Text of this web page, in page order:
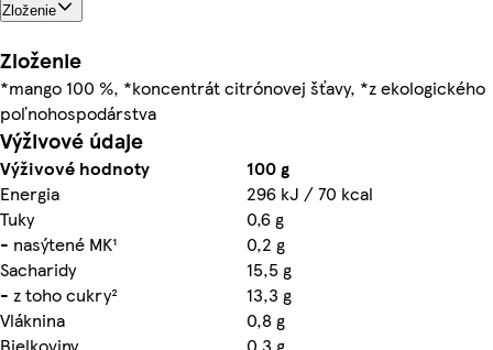
Zloženie
Zloženie
*mango 100 %, *koncentrát citrónovej šťavy, *z ekologického
poľnohospodárstva
Výživové údaje
Výživové hodnoty
100 g
Energia
296 kJ / 70 kcal
Tuky
0,6 g
- nasýtené MK¹
0,2 g
Sacharidy
15,5 g
- z toho cukry²
13,3 g
Vláknina
0,8 g
Bielkoviny
0,3 g